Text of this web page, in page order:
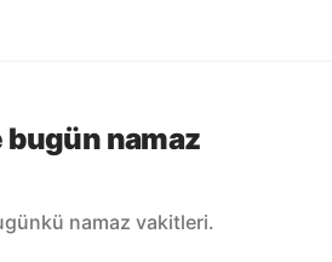
bugün namaz
namaz vakitleri.